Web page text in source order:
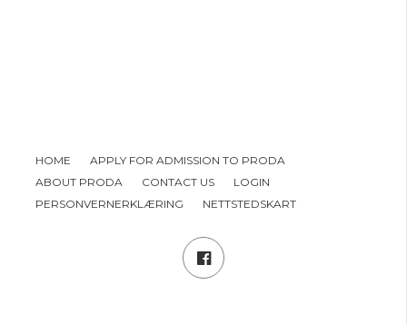
HOME
APPLY FOR ADMISSION TO PRODA
ABOUT PRODA
CONTACT US
LOGIN
PERSONVERNERKLÆRING
NETTSTEDSKART